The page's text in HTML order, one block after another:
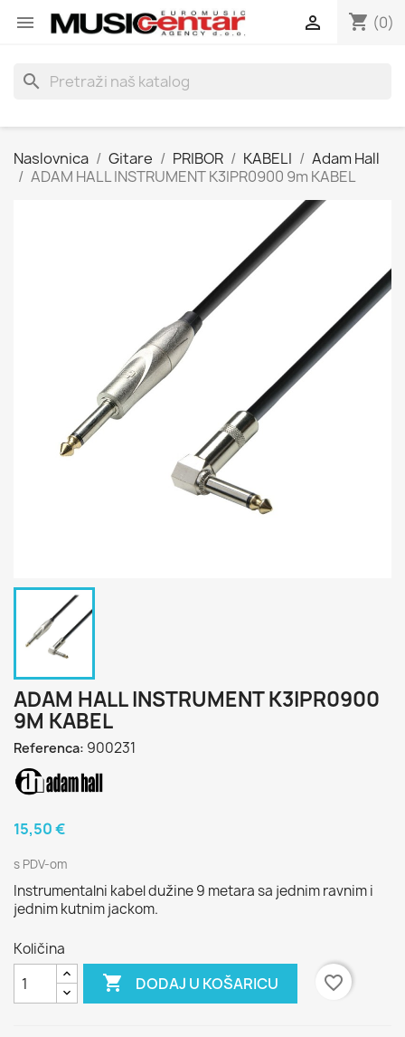
 shopping_cart (0)

search
Naslovnica Gitare PRIBOR KABELI
Adam Hall
ADAM HALL INSTRUMENT K3IPR0900 9m KABEL
ADAM HALL INSTRUMENT K3IPR0900
9M KABEL
Referenca: 900231
15,50 €
s PDV-om
Instrumentalni kabel dužine 9 metara sa jednim ravnim i
jednim kutnim jackom.
Količina
 DODAJ U KOŠARICU favorite_border